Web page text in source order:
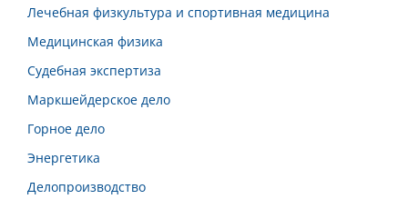
Лечебная физкультура и спортивная медицина
Медицинская физика
Судебная экспертиза
Маркшейдерское дело
Горное дело
Энергетика
Делопроизводство